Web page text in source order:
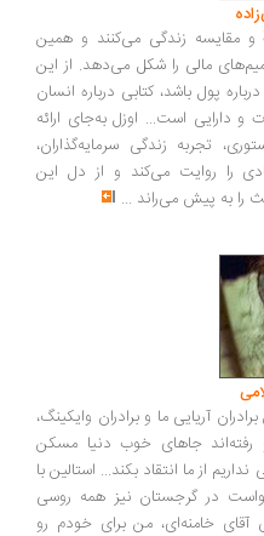
زندگی می‌کنند و همین
را شکل می‌دهد. از این
باشد، کتابی درباره انسان
است... اوزل به‌جای ارائه
زندگی سرمایه‌گذاران،
روایت می‌کند و از دل این
پیش می‌راند ...
ما و برادران وایکینگ،
جاهای خوب دنیا مسکن
ما انتقاد بکند... استالین با
گرجستان نیز همه روسی
من برای خودم رو